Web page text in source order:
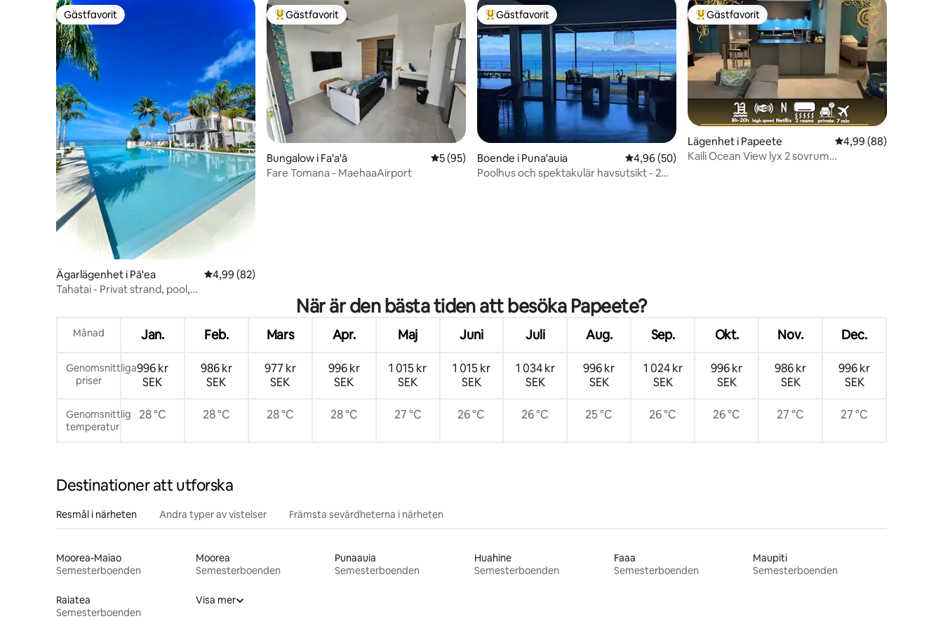
Gästfavorit
Gästfavorit
Ägarlägenhet i Pā'ea 4,99 av 5 i genomsnittligt betyg, 82 omdömen
4,99 (82)
Tahatai - Privat strand, pool,
Populär gästfavorit
Gästfavorit
Bungalow i Fa'a'ā 5 av 5 i genomsnittligt betyg, 95 omdömen
5 (95)
Fare Tomana - MaehaaAirport
Populär gästfavorit
Gästfavorit
Boende i Puna'auia 4,96 av 5 i genomsnittligt betyg, 50 omdömen
4,96 (50)
Poolhus och spektakulär havsutsikt - 2
Populär gästfavorit
Gästfavorit
Lägenhet i Papeete 4,99 av 5 i
4,99 (88)
Kaili Ocean View lyx 2 sovrum
När är den bästa tiden att besöka Papeete?
Månad Jan. Feb. Mars Apr. Maj Juni Juli Aug. Sep. Okt. Nov. Dec.
Genomsnittliga
priser
996 kr
SEK
986 kr
SEK
977 kr
SEK
996 kr
SEK
1 015 kr
SEK
1 015 kr
SEK
1 034 kr
SEK
996 kr
SEK
1 024 kr
SEK
996 kr
SEK
986 kr
SEK
996 kr
SEK
Genomsnittlig
temperatur
28 °C 28 °C 28 °C 28 °C 27 °C 26 °C 26 °C 25 °C 26 °C 26 °C 27 °C 27 °C
Destinationer att utforska
Resmål i närheten Andra typer av vistelser Främsta sevärdheterna i närheten
Moorea-Maiao
Semesterboenden
Moorea
Semesterboenden
Punaauia
Semesterboenden
Huahine
Semesterboenden
Faaa
Semesterboenden
Maupiti
Semesterboenden
Raiatea
Semesterboenden
Visa mer